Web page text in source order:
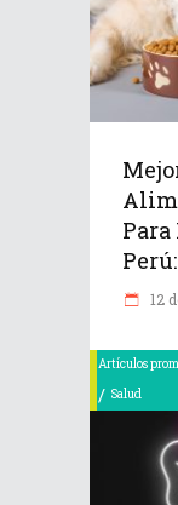
12
Artículos
/ Salud